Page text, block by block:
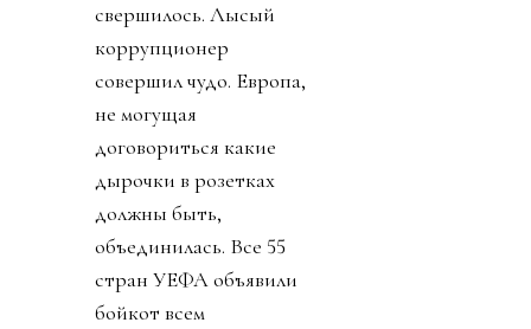
свершилось. Лысый
коррупционер
совершил чудо. Европа,
не могущая
договориться какие
дырочки в розетках
должны быть,
объединилась. Все 55
стран УЕФА объявили
бойкот всем